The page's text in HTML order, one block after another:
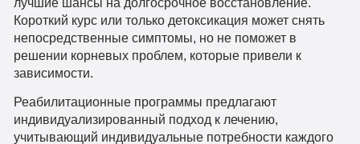
Короткий курс или только детоксикация может снять
непосредственные симптомы, но не поможет в
решении корневых проблем, которые привели к
зависимости.
Реабилитационные программы предлагают
индивидуализированный подход к лечению,
учитывающий индивидуальные потребности каждого